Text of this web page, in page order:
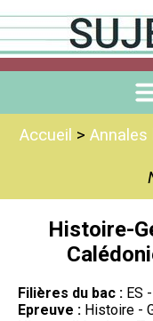
Accueil > Annales
Histoire-
Filières du bac : ES
Epreuve : Histoire -